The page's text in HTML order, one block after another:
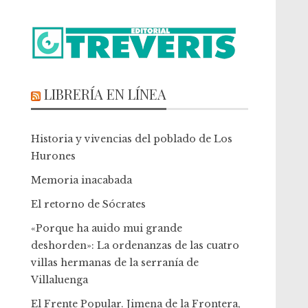
LIBRERÍA EN LÍNEA
Historia y vivencias del poblado de Los
Hurones
Memoria inacabada
El retorno de Sócrates
«Porque ha auido mui grande
deshorden»: La ordenanzas de las cuatro
villas hermanas de la serranía de
Villaluenga
El Frente Popular. Jimena de la Frontera,